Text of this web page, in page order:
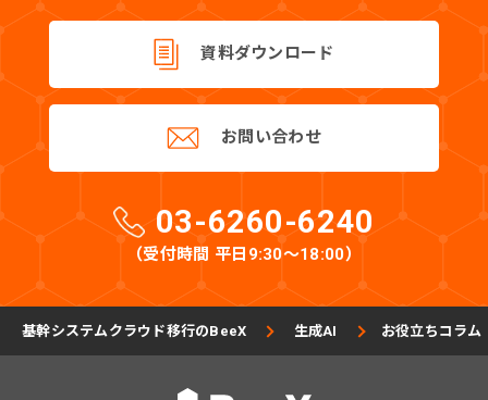
資料ダウンロード
お問い合わせ
03-6260-6240
（受付時間 平日9:30〜18:00）
基幹システムクラウド移行のBeeX 生成AI お役立ちコラム